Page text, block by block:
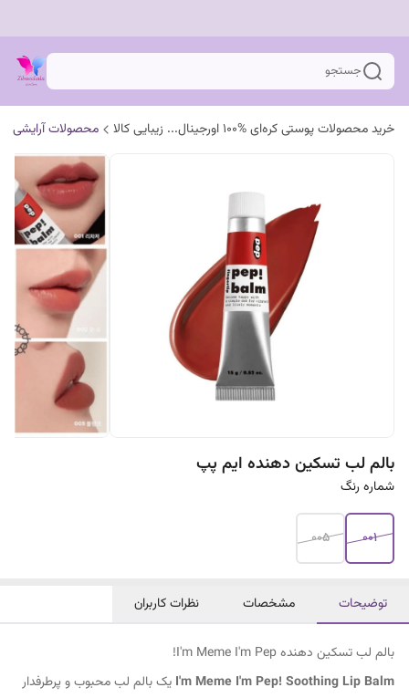
جستجو
خرید محصولات پوستی کره‌ای %100 اورجینال... زیبایی کالا محصولات آرایشی
بالم لب تسکین دهنده ایم پپ
شماره رنگ
001
005
توضیحات مشخصات نظرات کاربران
بالم لب تسکین دهنده I'm Meme I'm Pep!
I'm Meme I'm Pep! Soothing Lip Balm یک بالم لب محبوب و پرطرفدار